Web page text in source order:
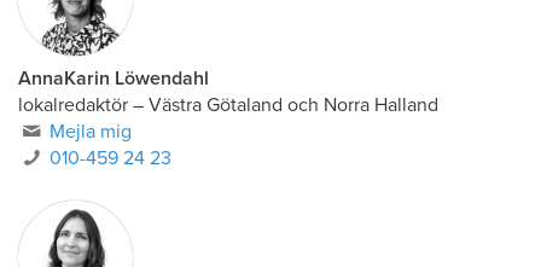
AnnaKarin Löwendahl
lokalredaktör – Västra Götaland och Norra Halland
Mejla mig
010-459 24 23